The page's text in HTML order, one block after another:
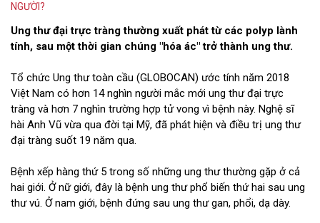
NGƯỜI?
Ung thư đại trực tràng thường xuất phát từ các polyp lành
tính, sau một thời gian chúng "hóa ác" trở thành ung thư.
Tổ chức Ung thư toàn cầu (GLOBOCAN) ước tính năm 2018
Việt Nam có hơn 14 nghìn người mắc mới ung thư đại trực
tràng và hơn 7 nghìn trường hợp tử vong vì bệnh này. Nghệ sĩ
hài Anh Vũ vừa qua đời tại Mỹ, đã phát hiện và điều trị ung thư
đại tràng suốt 19 năm qua.
Bệnh xếp hàng thứ 5 trong số những ung thư thường gặp ở cả
hai giới. Ở nữ giới, đây là bệnh ung thư phổ biến thứ hai sau ung
thư vú. Ở nam giới, bệnh đứng sau ung thư gan, phổi, dạ dày.